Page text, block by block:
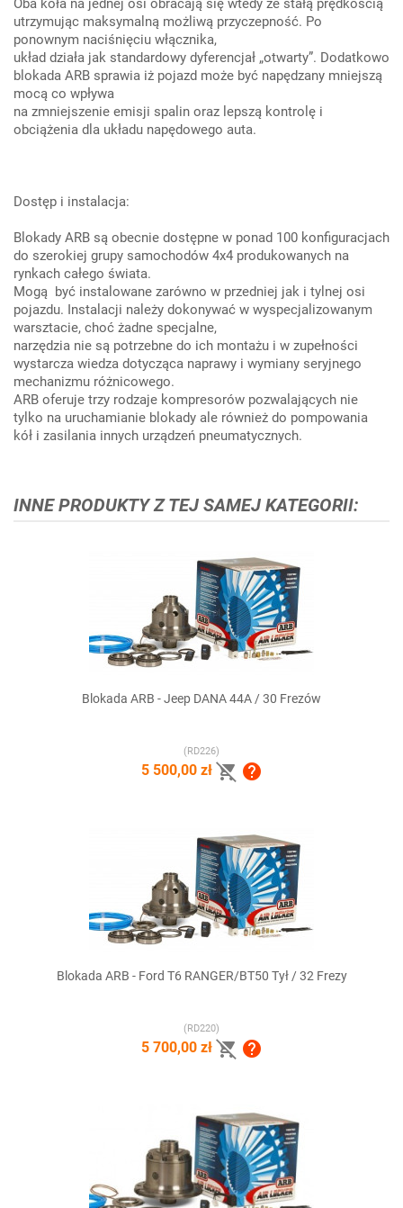
Oba koła na jednej osi obracają się wtedy ze stałą prędkością
utrzymując maksymalną możliwą przyczepność. Po
ponownym naciśnięciu włącznika,
układ działa jak standardowy dyferencjał „otwarty”. Dodatkowo
blokada ARB sprawia iż pojazd może być napędzany mniejszą
mocą co wpływa
na zmniejszenie emisji spalin oraz lepszą kontrolę i
obciążenia dla układu napędowego auta.
Dostęp i instalacja:
Blokady ARB są obecnie dostępne w ponad 100 konfiguracjach
do szerokiej grupy samochodów 4x4 produkowanych na
rynkach całego świata.
Mogą być instalowane zarówno w przedniej jak i tylnej osi
pojazdu. Instalacji należy dokonywać w wyspecjalizowanym
warsztacie, choć żadne specjalne,
narzędzia nie są potrzebne do ich montażu i w zupełności
wystarcza wiedza dotycząca naprawy i wymiany seryjnego
mechanizmu różnicowego.
ARB oferuje trzy rodzaje kompresorów pozwalających nie
tylko na uruchamianie blokady ale również do pompowania
kół i zasilania innych urządzeń pneumatycznych.
INNE PRODUKTY Z TEJ SAMEJ KATEGORII:
Blokada ARB - Jeep DANA 44A / 30 Frezów
(RD226)
5 500,00 zł  
Blokada ARB - Ford T6 RANGER/BT50 Tył / 32 Frezy
(RD220)
5 700,00 zł  